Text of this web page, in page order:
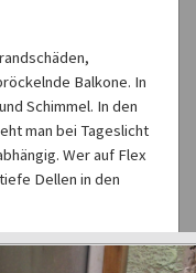
Balkone. In
Schimmel. In den
man bei Tageslicht
Wer auf Flex
Dellen in den